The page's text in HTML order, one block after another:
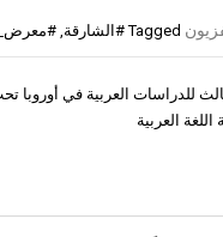
Tagged #الشارقة,
للدراسات العربية في أوروبا
العربية